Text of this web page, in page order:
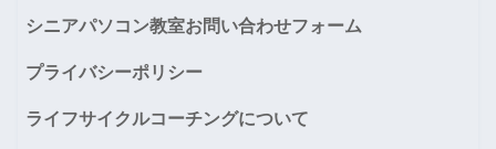
シニアパソコン教室お問い合わせフォーム
プライバシーポリシー
ライフサイクルコーチングについて